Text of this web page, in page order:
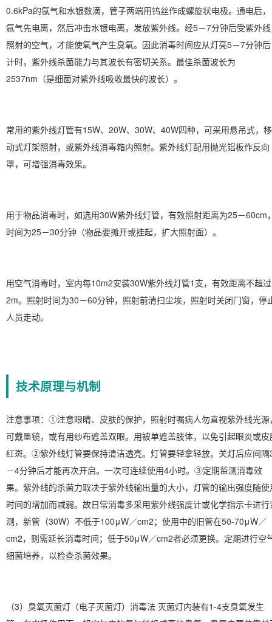
0.6kPa的氩气和水银数滴，管子两端用钨丝作成螺旋状电极。通电后，
氩气先电离，然后冲击水银电离，发放紫外线。经5－7分钟后受紫外线
照射的空气，才能使氧气产生臭氧。因此消毒时间应从灯亮5－7分钟后
计时，紫外线杀菌能力与其波长有密切关系。最佳杀菌波长为
2537nm（是细菌对紫外线吸收最快的波长）。
常用的紫外线灯管有15W、20W、30W、40W四种，可采用悬吊式，移
动式灯架照射，或紫外线消毒箱内照射。紫外线灯配用抛光铝板作反向
罩，可增强消毒效果。
用于物品消毒时，如选用30W紫外线灯管，有效照射距离为25－60cm
时间为25－30分钟（物品要摊开或挂起，扩大照射面）。
用空气消毒时，室内每10m2安装30W紫外线灯管1支，有效距离不超过
2m。照射时间为30－60分钟，照射前清扫尘埃，照射时关闭门窗，停
人员走动。
技术原理与机制
注意事项：①注意眼睛、皮肤的保护，照射时嘱病人勿直视紫外线光源
可戴墨镜，或有用纱布遮盖双眼。用被单遮盖肢体，以免引起眼炎或皮
红斑。②紫外线灯管要保持清洁透亮。灯管要轻拿轻放。关灯后应间隔
－4分钟后才能再次开启。一次可连续使用4小时。③定期监测消毒效
果。紫外线的杀菌力取决于紫外线输出量的大小，灯管的输出强度随使
时间的增加而减弱。故日常消毒多采用紫外线强度计或化学指示卡进行
测，新管（30W）不低于100μW／cm2；使用中的旧管在50-70μW／
cm2，则需延长消毒时间；低于50μW／cm2者必须更换。定期进行空
细菌培养，以检查杀菌效果。
（3）臭氧灭菌灯（电子灭菌灯）消毒法 灭菌灯内装有1-4支臭氧发生